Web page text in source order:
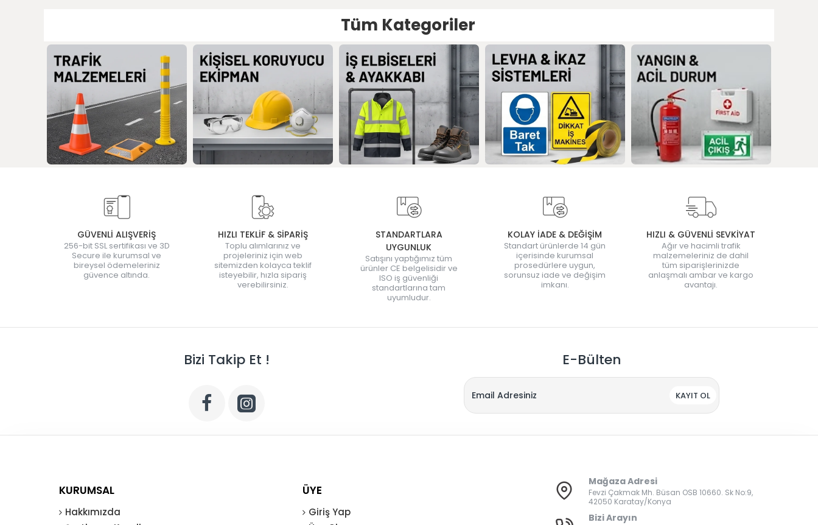
Tüm Kategoriler
GÜVENLİ ALIŞVERİŞ
256-bit SSL sertifikası ve 3D
Secure ile kurumsal ve
bireysel ödemeleriniz
güvence altında.
HIZLI TEKLİF & SİPARİŞ
Toplu alımlarınız ve
projeleriniz için web
sitemizden kolayca teklif
isteyebilir, hızla sipariş
verebilirsiniz.
STANDARTLARA
UYGUNLUK
Satışını yaptığımız tüm
ürünler CE belgelisidir ve
ISO iş güvenliği
standartlarına tam
uyumludur.
KOLAY İADE & DEĞİŞİM
Standart ürünlerde 14 gün
içerisinde kurumsal
prosedürlere uygun,
sorunsuz iade ve değişim
imkanı.
HIZLI & GÜVENLİ SEVKİYAT
Ağır ve hacimli trafik
malzemeleriniz de dahil
tüm siparişlerinizde
anlaşmalı ambar ve kargo
avantajı.
Bizi Takip Et ! E-Bülten
KAYIT OL
KURUMSAL
Hakkımızda
ÜYE
Giriş Yap
Mağaza Adresi
Fevzi Çakmak Mh. Büsan OSB 10660. Sk No:9,
42050 Karatay/Konya
Bizi Arayın